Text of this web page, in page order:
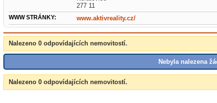
277 11
WWW STRÁNKY: www.aktivreality.cz/
Nalezeno 0 odpovídajících nemovitostí.
Nebyla nalezena
Nalezeno 0 odpovídajících nemovitostí.